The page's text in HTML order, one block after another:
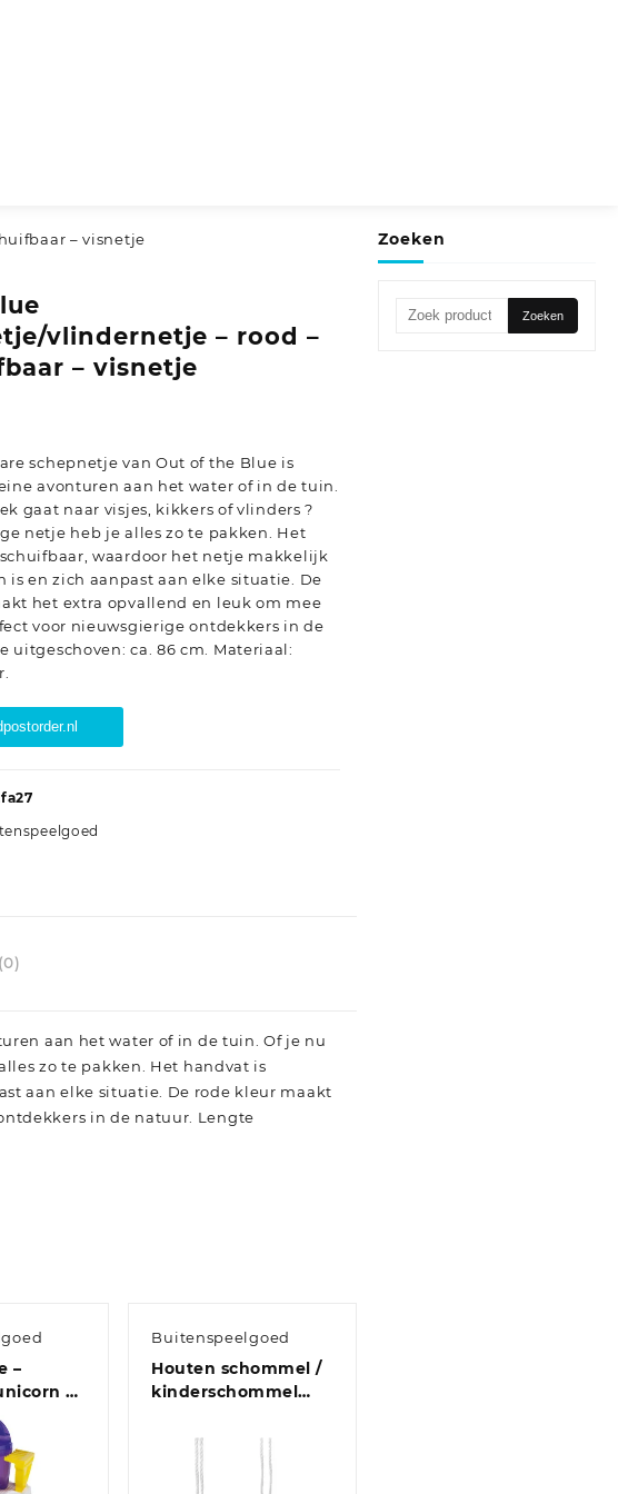
– visnetje
vlindernetje – rood –
– visnetje
schepnetje van Out of the Blue is
avonturen aan het water of in de tuin.
gaat naar visjes, kikkers of vlinders ?
netje heb je alles zo te pakken. Het
waardoor het netje makkelijk
is en zich aanpast aan elke situatie. De
het extra opvallend en leuk om mee
voor nieuwsgierige ontdekkers in de
uitgeschoven: ca. 86 cm. Materiaal:
aan het water of in de tuin. Of je nu
zo te pakken. Het handvat is
aan elke situatie. De rode kleur maakt
in de natuur. Lengte
–
–
gieter
Buitenspeelgoed
Houten schommel /
kinderschommel
Zoeken
Zoeken
Zoeken